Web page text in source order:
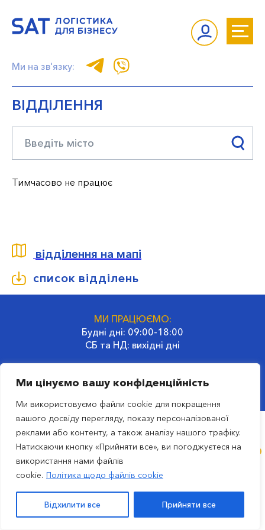
Ми цінуємо вашу конфіденційність
Ми використовуємо файли cookie для покращення
вашого досвіду перегляду, показу персоналізованої
реклами або контенту, а також аналізу нашого трафіку.
Натискаючи кнопку «Прийняти все», ви погоджуєтеся на
використання нами файлів
cookie. Політика щодо файлів cookie
Відхилити все Прийняти все
Ми на зв'язку:
ВІДДІЛЕННЯ
Тимчасово не працює
відділення на мапі
список відділень
МИ ПРАЦЮЄМО:
Будні дні: 09:00-18:00
СБ та НД: вихідні дні
02660, Україна, Київ
ru
© 2023 Транспортна компанія SAT
вул. Гродненська, 32, м. Київ, Україна. |